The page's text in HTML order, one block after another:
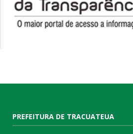
PREFEITURA DE TRACUATEUA